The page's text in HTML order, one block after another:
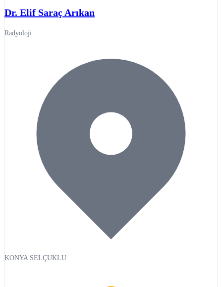
Dr. Elif Saraç Arıkan
Radyoloji
KONYA SELÇUKLU